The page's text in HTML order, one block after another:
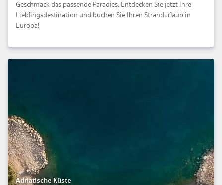
Geschmack das passende Paradies. Entdecken Sie jetzt Ihre
Lieblingsdestination und buchen Sie Ihren Strandurlaub in
Europa!
Adriatische Küste